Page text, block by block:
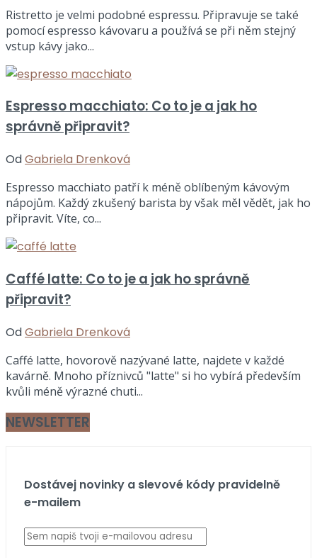
Ristretto je velmi podobné espressu. Připravuje se také
pomocí espresso kávovaru a používá se při něm stejný
vstup kávy jako...
Espresso macchiato: Co to je a jak ho
správně připravit?
OdGabriela Drenková
Espresso macchiato patří k méně oblíbeným kávovým
nápojům. Každý zkušený barista by však měl vědět, jak ho
připravit. Víte, co...
Caffé latte: Co to je a jak ho správně
připravit?
OdGabriela Drenková
Caffé latte, hovorově nazývané latte, najdete v každé
kavárně. Mnoho příznivců "latte" si ho vybírá především
kvůli méně výrazné chuti...
NEWSLETTER
Dostávej novinky a slevové kódy pravidelně
e-mailem